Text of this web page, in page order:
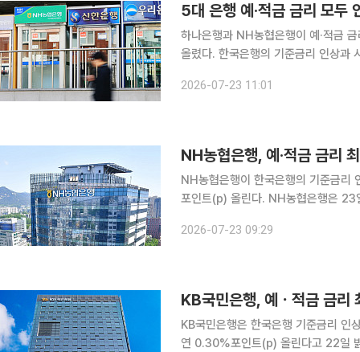
5대 은행 예·적금 금리 모
하나은행과 NH농협은행이 예·적금
올렸다. 한국은행의 기준금리 인상과
정기예금’ 1년 만기 금리를 기존 연
2026-07-23 11:01
NH농협은행, 예·적금 금리
NH농협은행이 한국은행의 기준금리
포인트(p) 올린다. NH농협은행은 23일부터 거치식예금과 적립식예금 등 주요 수신상품 금리를
원e예금’의 1년 만기 금리는 기존 연
2026-07-23 09:29
KB국민은행은 한국은행 기준금리 인
연 0.30%포인트(p) 올린다고 22일 밝혔다. 정기예금은 이날부터, 정기적금은 24